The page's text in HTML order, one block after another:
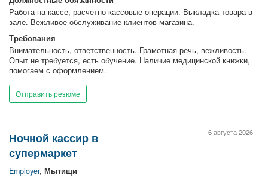
Работа на кассе, расчетно-кассовые операции. Выкладка товара в
зале. Вежливое обслуживание клиентов магазина.
Требования
Внимательность, ответственность. Грамотная речь, вежливость.
Опыт не требуется, есть обучение. Наличие медицинской книжки,
помогаем с оформлением.
Отправить резюме
6 августа 2026
Ночной кассир в
супермаркет
Employer, Мытищи